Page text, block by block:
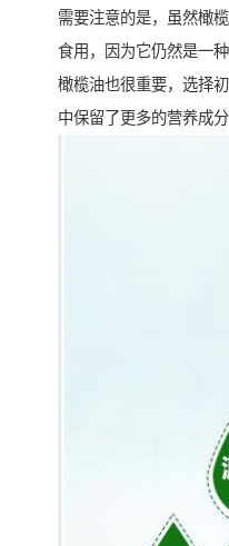
需要注意的是，虽然橄
食用，因为它仍然是一
橄榄油也很重要，选择
中保留了更多的营养成分